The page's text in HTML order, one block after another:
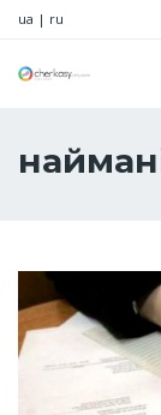
ua | ru